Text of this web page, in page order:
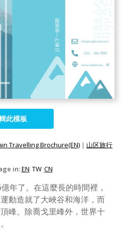
此模板
Travelling Brochure(EN) | 山区旅行
in:EN TW CN
年了。在這麼長的時間裡，
動造就了大峽谷和海洋，而
峰。除喬戈里峰外，世界十